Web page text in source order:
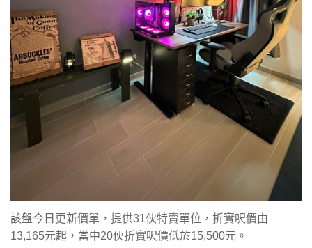
該盤今日更新價單，提供31伙特賣單位，折實呎價由
13,165元起，當中20伙折實呎價低於15,500元。